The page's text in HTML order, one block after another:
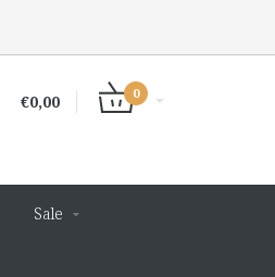
€0,00 0
Sale